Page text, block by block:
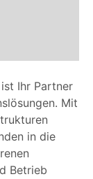
Ihr Partner
Mit
in die
Betrieb